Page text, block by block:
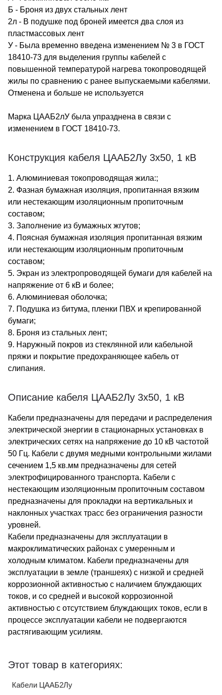
Б - Броня из двух стальных лент
2л - В подушке под броней имеется два слоя из
пластмассовых лент
У - Была временно введена изменением № 3 в ГОСТ
18410-73 для выделения группы кабелей с
повышенной температурой нагрева токопроводящей
жилы по сравнению с ранее выпускаемыми кабелями.
Отменена и больше не используется
Марка ЦААБ2лУ была упразднена в связи с
изменением в ГОСТ 18410-73.
Конструкция кабеля ЦААБ2Лу 3х50, 1 кВ
1. Алюминиевая токопроводящая жила:;
2. Фазная бумажная изоляция, пропитанная вязким
или нестекающим изоляционным пропиточным
составом;
3. Заполнение из бумажных жгутов;
4. Поясная бумажная изоляция пропитанная вязким
или нестекающим изоляционным пропиточным
составом;
5. Экран из электропроводящей бумаги для кабелей на
напряжение от 6 кВ и более;
6. Алюминиевая оболочка;
7. Подушка из битума, пленки ПВХ и крепированной
бумаги;
8. Броня из стальных лент;
9. Наружный покров из стеклянной или кабельной
пряжи и покрытие предохраняющее кабель от
слипания.
Описание кабеля ЦААБ2Лу 3х50, 1 кВ
Кабели предназначены для передачи и распределения
электрической энергии в стационарных установках в
электрических сетях на напряжение до 10 кВ частотой
50 Гц. Кабели с двумя медными контрольными жилами
сечением 1,5 кв.мм предназначены для сетей
электрофицированного транспорта. Кабели с
нестекающим изоляционным пропиточным составом
предназначены для прокладки на вертикальных и
наклонных участках трасс без ограничения разности
уровней.
Кабели предназначены для эксплуатации в
макроклиматических районах с умеренным и
холодным климатом. Кабели предназначены для
эксплуатации в земле (траншеях) с низкой и средней
коррозионной активностью с наличием блуждающих
токов, и со средней и высокой коррозионной
активностью с отсутствием блуждающих токов, если в
процессе эксплуатации кабели не подвергаются
растягивающим усилиям.
Этот товар в категориях:
Кабели ЦААБ2Лу